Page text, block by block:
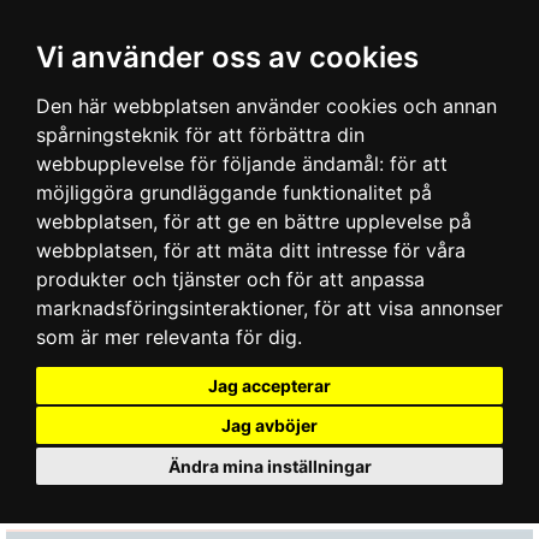
Vi använder oss av cookies
Den här webbplatsen använder cookies och annan
spårningsteknik för att förbättra din
webbupplevelse för följande ändamål: för att
möjliggöra grundläggande funktionalitet på
webbplatsen, för att ge en bättre upplevelse på
webbplatsen, för att mäta ditt intresse för våra
produkter och tjänster och för att anpassa
marknadsföringsinteraktioner, för att visa annonser
som är mer relevanta för dig.
Jag accepterar
Jag avböjer
Ändra mina inställningar